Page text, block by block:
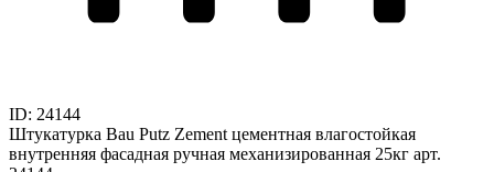
ID: 24144
Штукатурка Bau Putz Zement цементная влагостойкая
внутренняя фасадная ручная механизированная 25кг арт.